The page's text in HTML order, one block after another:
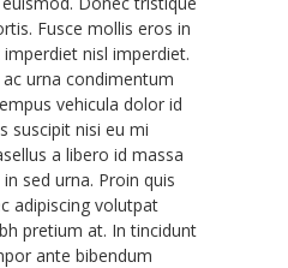
Fusce mollis eros in
nisl imperdiet.
urna condimentum
vehicula dolor id
suscipit nisi eu mi
a libero id massa
sed urna. Proin quis
adipiscing volutpat
pretium at. In tincidunt
ante bibendum